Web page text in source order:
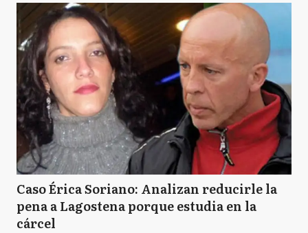
Caso Érica Soriano: Analizan reducirle la
pena a Lagostena porque estudia en la
cárcel